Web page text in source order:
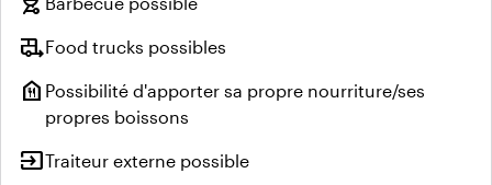
rv_hookupFood trucks possibles
food_bank Possibilité d'apporter sa propre nourriture/ses
propres boissons
inputTraiteur externe possible